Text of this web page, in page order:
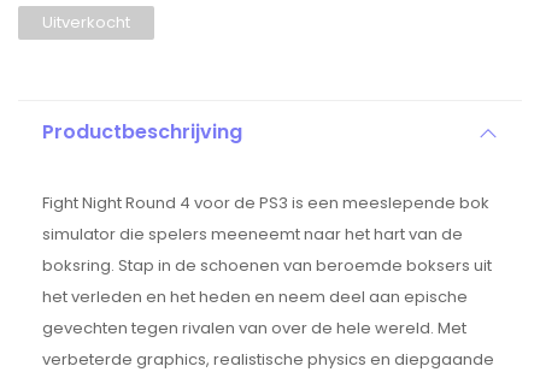
Uitverkocht
Productbeschrijving
Fight Night Round 4 voor de PS3 is een meeslepende bok
simulator die spelers meeneemt naar het hart van de
boksring. Stap in de schoenen van beroemde boksers uit
het verleden en het heden en neem deel aan epische
gevechten tegen rivalen van over de hele wereld. Met
verbeterde graphics, realistische physics en diepgaande